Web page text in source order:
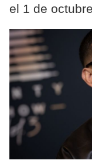
el 1 de